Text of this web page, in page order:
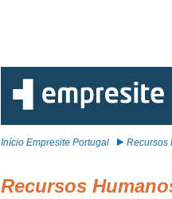
Início Empresite Portugal Recursos
Recursos